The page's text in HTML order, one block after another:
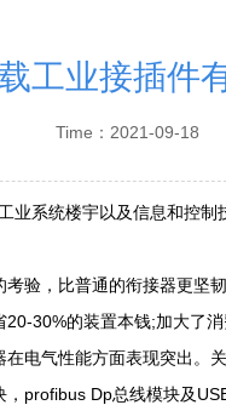
工业接插件
Time：2021-09-18
系统楼宇以及信息和控
验，比普通的衔接器更坚
30%的装置本钱;加大了消
电气性能方面表现突出。
profibus Dp总线模块及